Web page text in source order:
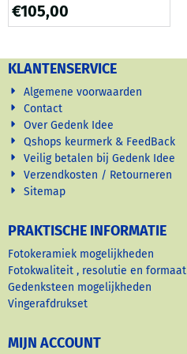
Mooi zijn de herinneringen
die blijven
€105,00
KLANTENSERVICE
Algemene voorwaarden
Contact
Over Gedenk Idee
Qshops keurmerk & FeedBack
Veilig betalen bij Gedenk Idee
Verzendkosten / Retourneren
Sitemap
PRAKTISCHE INFORMATIE
Fotokeramiek mogelijkheden
Fotokwaliteit , resolutie en formaat
Gedenksteen mogelijkheden
Vingerafdrukset
MIJN ACCOUNT